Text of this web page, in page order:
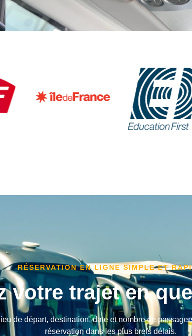
RÉSERVATION EN LIGNE SIMPLE ET
votre trajet en
de départ, destination, date et nombre de
réservation dans les plus brefs délais.